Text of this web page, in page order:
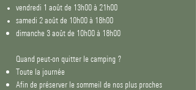
vendredi 1 août de 13h00 à 21h00
samedi 2 août de 10h00 à 18h00
dimanche 3 août de 10h00 à 18h00
Quand peut-on quitter le camping ?
Toute la journée
Afin de préserver le sommeil de nos plus proches